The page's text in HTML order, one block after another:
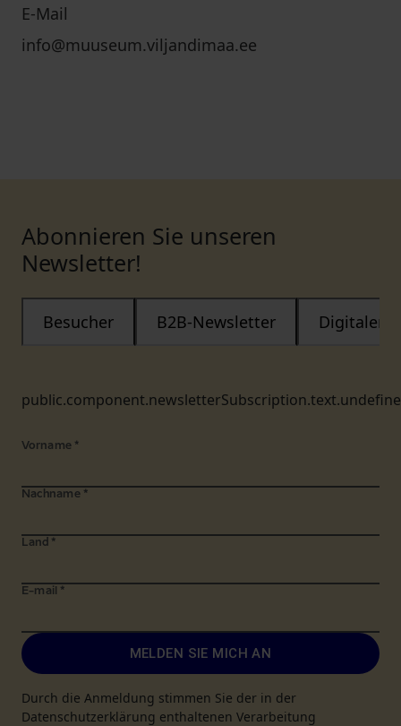
E-Mail
info@muuseum.viljandimaa.ee
Abonnieren Sie unseren
Newsletter!
Besucher B2B-Newsletter Digitaler
Vorname *
Nachname *
Land *
E-mail *
MELDEN SIE MICH AN
Durch die Anmeldung stimmen Sie der in der
Datenschutzerklärung enthaltenen Verarbeitung